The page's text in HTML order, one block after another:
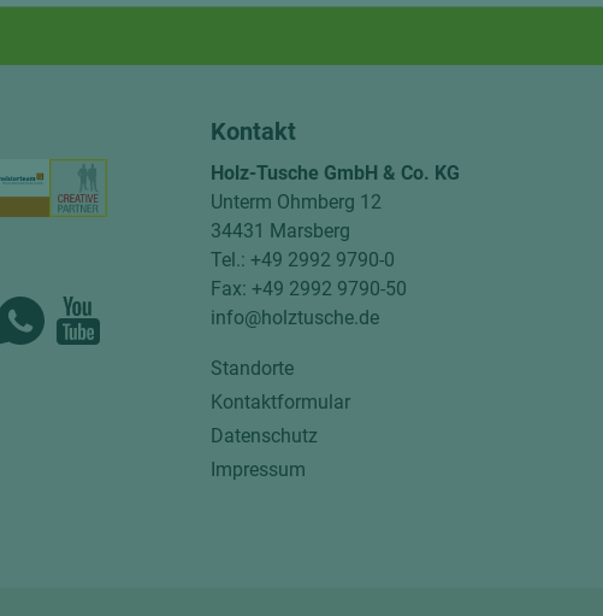
Kontakt
Holz-Tusche GmbH & Co. KG
Unterm Ohmberg 12
34431 Marsberg
Tel.: +49 2992 9790-0
Fax: +49 2992 9790-50
info@holztusche.de
Standorte
Kontaktformular
Datenschutz
Impressum